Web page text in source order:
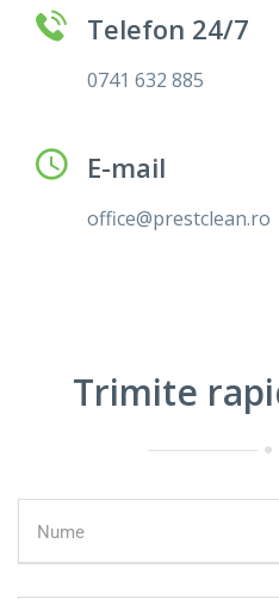
Telefon 24/7
0741 632 885
E-mail
office@prestclean.ro
Trimite